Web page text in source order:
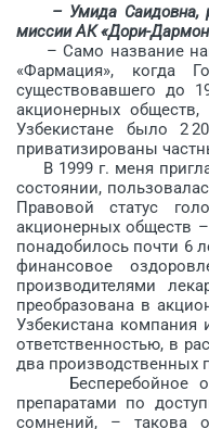
– Умида Саидовна,
миссии АК «Дори-
– Само название
«Фармация», когда
существовавшего до
акционерных обществ,
Узбекистане было 2
приватизированы
В 1999 г. меня
состоянии,
Правовой статус
акционерных обществ
понадобилось почти 6
финансовое
производителями
преобразована в
Узбекистана
ответственностью, в
два производственных
Бесперебойное
препаратами по
сомнений, – такова